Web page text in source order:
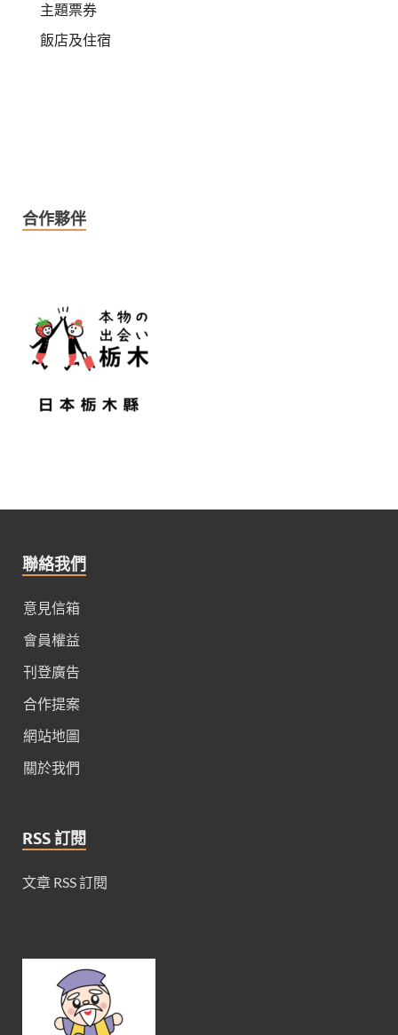
主題票券
飯店及住宿
合作夥伴
聯絡我們
意見信箱
會員權益
刊登廣告
合作提案
網站地圖
關於我們
RSS 訂閱
文章 RSS 訂閱